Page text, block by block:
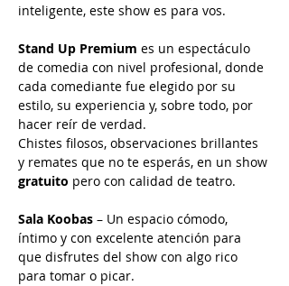
inteligente, este show es para vos.
Stand Up Premium es un espectáculo
de comedia con nivel profesional, donde
cada comediante fue elegido por su
estilo, su experiencia y, sobre todo, por
hacer reír de verdad.
Chistes filosos, observaciones brillantes
y remates que no te esperás, en un show
gratuito pero con calidad de teatro.
Sala Koobas – Un espacio cómodo,
íntimo y con excelente atención para
que disfrutes del show con algo rico
para tomar o picar.